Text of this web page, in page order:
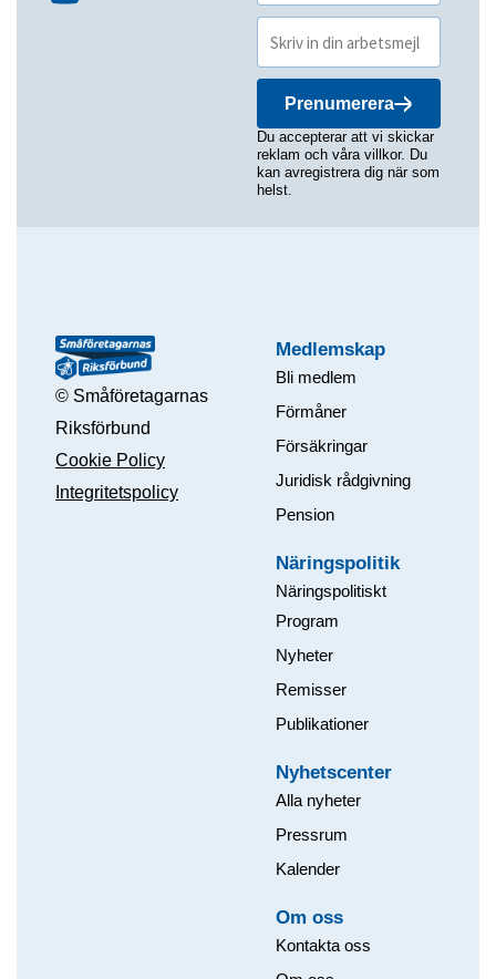
Prenumerera
Du accepterar att vi skickar
reklam och våra villkor. Du
kan avregistrera dig när som
helst.
© Småföretagarnas
Riksförbund
Cookie Policy
Integritetspolicy
Medlemskap
Bli medlem
Förmåner
Försäkringar
Juridisk rådgivning
Pension
Näringspolitik
Näringspolitiskt
Program
Nyheter
Remisser
Publikationer
Nyhetscenter
Alla nyheter
Pressrum
Kalender
Om oss​
Kontakta oss